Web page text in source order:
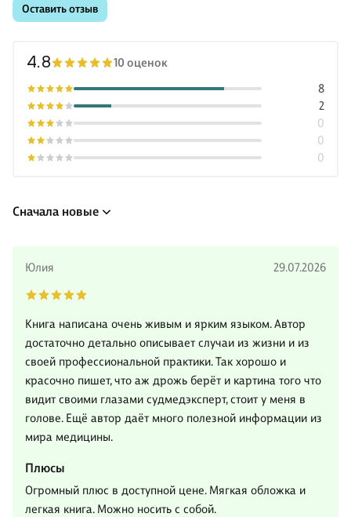
Оставить отзыв
4.8 10 оценок
0
0
0
2
8
Сначала новые
Юлия 29.07.2026
Книга написана очень живым и ярким языком. Автор
достаточно детально описывает случаи из жизни и из
своей профессиональной практики. Так хорошо и
красочно пишет, что аж дрожь берёт и картина того что
видит своими глазами судмедэксперт, стоит у меня в
голове. Ещё автор даёт много полезной информации из
мира медицины.
Плюсы
Огромный плюс в доступной цене. Мягкая обложка и
легкая книга. Можно носить с собой.